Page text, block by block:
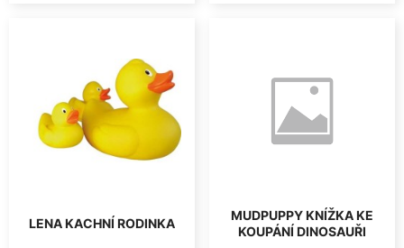
LENA KACHNÍ RODINKA
MUDPUPPY KNÍŽKA KE
KOUPÁNÍ DINOSAUŘI